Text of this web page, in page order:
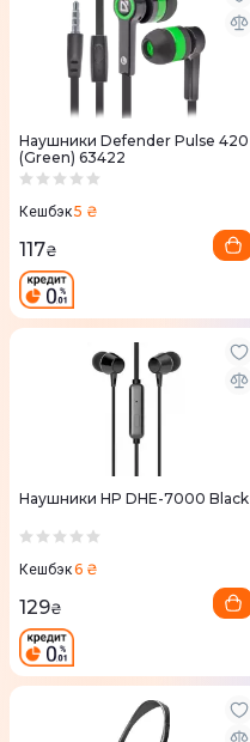
Наушники Defender Pulse 420
(Green) 63422
Кешбэк5 ₴
117₴
Наушники HP DHE-7000 Black
Кешбэк6 ₴
129₴